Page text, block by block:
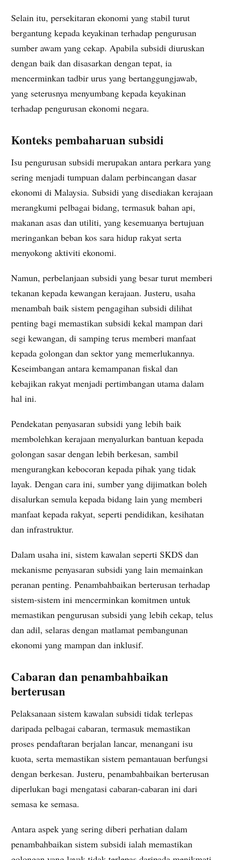
Selain itu, persekitaran ekonomi yang stabil turut
bergantung kepada keyakinan terhadap pengurusan
sumber awam yang cekap. Apabila subsidi diuruskan
dengan baik dan disasarkan dengan tepat, ia
mencerminkan tadbir urus yang bertanggungjawab,
yang seterusnya menyumbang kepada keyakinan
terhadap pengurusan ekonomi negara.
Konteks pembaharuan subsidi
Isu pengurusan subsidi merupakan antara perkara yang
sering menjadi tumpuan dalam perbincangan dasar
ekonomi di Malaysia. Subsidi yang disediakan kerajaan
merangkumi pelbagai bidang, termasuk bahan api,
makanan asas dan utiliti, yang kesemuanya bertujuan
meringankan beban kos sara hidup rakyat serta
menyokong aktiviti ekonomi.
Namun, perbelanjaan subsidi yang besar turut memberi
tekanan kepada kewangan kerajaan. Justeru, usaha
menambah baik sistem pengagihan subsidi dilihat
penting bagi memastikan subsidi kekal mampan dari
segi kewangan, di samping terus memberi manfaat
kepada golongan dan sektor yang memerlukannya.
Keseimbangan antara kemampanan fiskal dan
kebajikan rakyat menjadi pertimbangan utama dalam
hal ini.
Pendekatan penyasaran subsidi yang lebih baik
membolehkan kerajaan menyalurkan bantuan kepada
golongan sasar dengan lebih berkesan, sambil
mengurangkan kebocoran kepada pihak yang tidak
layak. Dengan cara ini, sumber yang dijimatkan boleh
disalurkan semula kepada bidang lain yang memberi
manfaat kepada rakyat, seperti pendidikan, kesihatan
dan infrastruktur.
Dalam usaha ini, sistem kawalan seperti SKDS dan
mekanisme penyasaran subsidi yang lain memainkan
peranan penting. Penambahbaikan berterusan terhadap
sistem-sistem ini mencerminkan komitmen untuk
memastikan pengurusan subsidi yang lebih cekap, telus
dan adil, selaras dengan matlamat pembangunan
ekonomi yang mampan dan inklusif.
Cabaran dan penambahbaikan
berterusan
Pelaksanaan sistem kawalan subsidi tidak terlepas
daripada pelbagai cabaran, termasuk memastikan
proses pendaftaran berjalan lancar, menangani isu
kuota, serta memastikan sistem pemantauan berfungsi
dengan berkesan. Justeru, penambahbaikan berterusan
diperlukan bagi mengatasi cabaran-cabaran ini dari
semasa ke semasa.
Antara aspek yang sering diberi perhatian dalam
penambahbaikan sistem subsidi ialah memastikan